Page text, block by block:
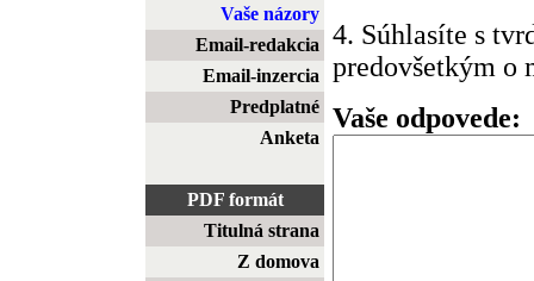
Vaše názory
Email-redakcia
Email-inzercia
Predplatné
Anketa
PDF formát
Titulná strana
Z domova
4. Súhlasíte s
predovšetkým o
Vaše odpovede: